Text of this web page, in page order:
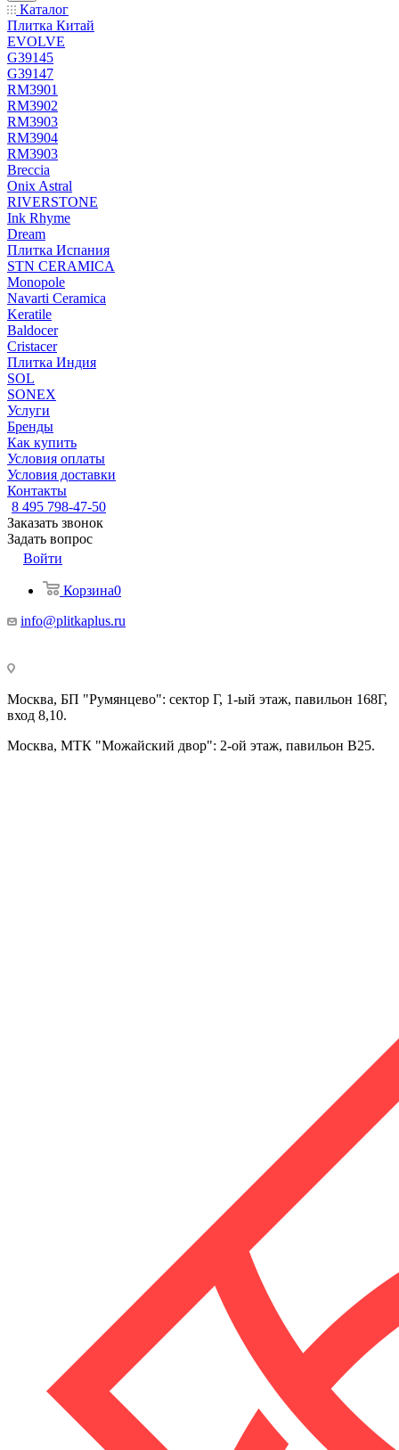
Каталог
Плитка Китай
EVOLVE
G39145
G39147
RM3901
RM3902
RM3903
RM3904
RM3903
Breccia
Onix Astral
RIVERSTONE
Ink Rhyme
Dream
Плитка Испания
STN CERAMICA
Monopole
Navarti Ceramica
Keratile
Baldocer
Cristacer
Плитка Индия
SOL
SONEX
Услуги
Бренды
Как купить
Условия оплаты
Условия доставки
Контакты
8 495 798-47-50
Заказать звонок
Задать вопрос
Войти
Корзина0
info@plitkaplus.ru
Москва, БП "Румянцево": сектор Г, 1-ый этаж, павильон 168Г,
вход 8,10.
Москва, МТК "Можайский двор": 2-ой этаж, павильон В25.